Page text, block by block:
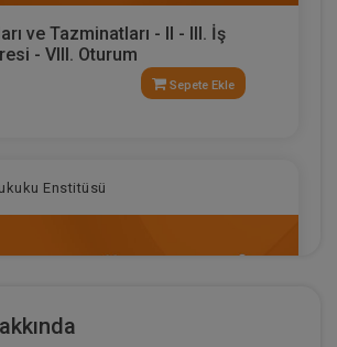
ve Tazminatları - II - III. İş
- VIII. Oturum
Sepete Ekle
Enstitüsü